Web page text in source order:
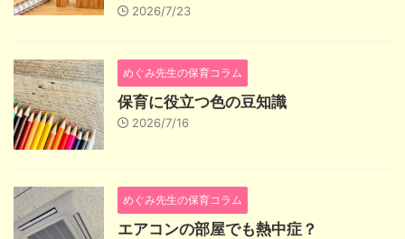
2026/7/23
めぐみ先生の保育コラム
保育に役立つ色の豆知識
2026/7/16
めぐみ先生の保育コラム
エアコンの部屋でも熱中症？